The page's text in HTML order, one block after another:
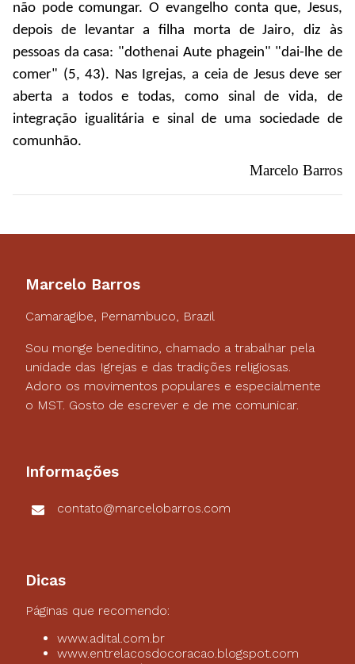
não pode comungar. O evangelho conta que, Jesus,
depois de levantar a filha morta de Jairo, diz às
pessoas da casa: "dothenai Aute phagein" "dai-lhe de
comer" (5, 43). Nas Igrejas, a ceia de Jesus deve ser
aberta a todos e todas, como sinal de vida, de
integração igualitária e sinal de uma sociedade de
comunhão.
Marcelo Barros
Marcelo Barros
Camaragibe, Pernambuco, Brazil
Sou monge beneditino, chamado a trabalhar pela
unidade das Igrejas e das tradições religiosas.
Adoro os movimentos populares e especialmente
o MST. Gosto de escrever e de me comunicar.
Informações
contato@marcelobarros.com
Dicas
Páginas que recomendo:
www.adital.com.br
www.entrelacosdocoracao.blogspot.com